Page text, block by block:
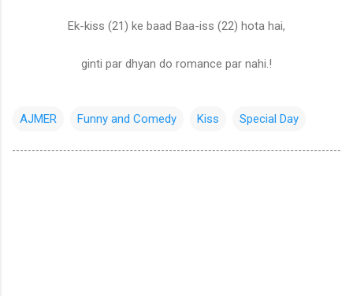
Ek-kiss (21) ke baad Baa-iss (22) hota hai,
ginti par dhyan do romance par nahi.!
AJMER Funny and Comedy Kiss Special Day